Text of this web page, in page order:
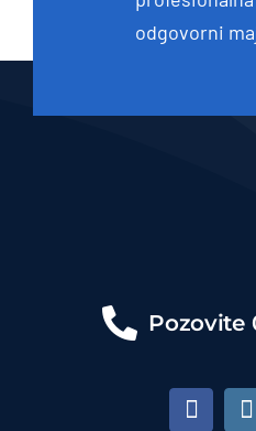
odgovorni
Pozovite